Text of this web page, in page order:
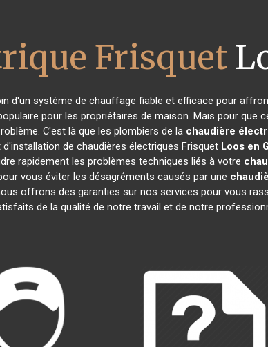
Frisquet
d'un système de chauffage fiable et efficace pour
pour les propriétaires de maison. Mais pour
C'est là que les plombiers de la chaudière
de chaudières électriques Frisquet Loos en
rapidement les problèmes techniques liés à votre
vous éviter les désagréments causés par une
offrons des garanties sur nos services pour vous
de la qualité de notre travail et de notre